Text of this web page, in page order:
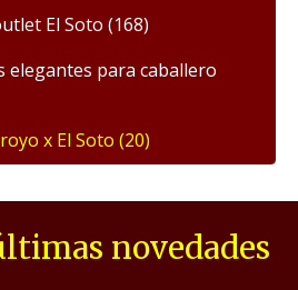
El Soto (168)
elegantes para caballero
x El Soto (20)
novedades